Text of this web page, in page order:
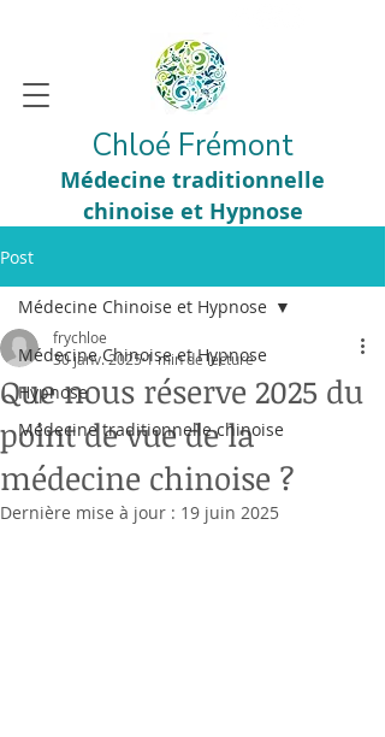
Chloé Frémont
Médecine traditionnelle
chinoise et Hypnose
Post
Médecine Chinoise et Hypnose
Hypnose
Médecine traditionnelle chinoise
Médecine Chinoise et Hypnose
Que nous réserve 2025 du
point de vue de la
médecine chinoise ?
frychloe
30 janv. 20251 min de lecture
Dernière mise à jour : 19 juin 2025